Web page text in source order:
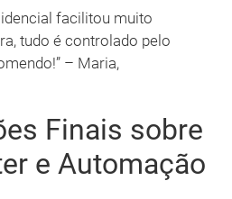
facilitou muito
tudo é controlado pelo
– Maria,
Finais sobre
e Automação